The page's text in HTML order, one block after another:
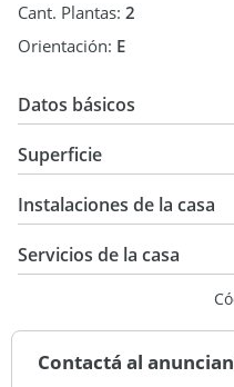
Cant. Plantas: 2
Orientación: E
Datos básicos
Venta
USD 295.000
Superficie
350 m2
Instalaciones de la casa
Servicios de la casa
Contactá al